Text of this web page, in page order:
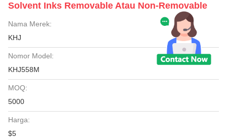
Solvent Inks Removable Atau Non-Removable
Nama Merek:
KHJ
Nomor Model:
KHJ558M
MOQ:
5000
Harga:
$5